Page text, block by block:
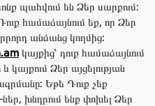
3002020034
Ascenso
Բեռնիչ Էքսկավատոր
Անկյունագծային
18.4-26
ԳԻՆԸ
պահվում են Ձեր սարքում:
համաձայնում եք, որ Ձեր
անձանց կողմից:
կայքից՝ դուք համաձայնում
Ձեր այցելության
Եթե Դուք չեք
խնդրում ենք փոխել Ձեր